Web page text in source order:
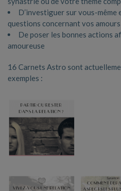
D’investiguer sur vous-même
questions concernant vos amours
De poser les bonnes actions
amoureuse
16 Carnets Astro sont
exemples :